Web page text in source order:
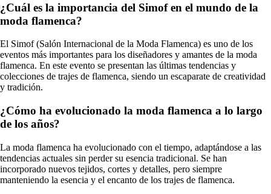
¿Cuál es la importancia del Simof en el mundo de la
moda flamenca?
El Simof (Salón Internacional de la Moda Flamenca) es uno de los
eventos más importantes para los diseñadores y amantes de la moda
flamenca. En este evento se presentan las últimas tendencias y
colecciones de trajes de flamenca, siendo un escaparate de creatividad
y tradición.
¿Cómo ha evolucionado la moda flamenca a lo largo
de los años?
La moda flamenca ha evolucionado con el tiempo, adaptándose a las
tendencias actuales sin perder su esencia tradicional. Se han
incorporado nuevos tejidos, cortes y detalles, pero siempre
manteniendo la esencia y el encanto de los trajes de flamenca.